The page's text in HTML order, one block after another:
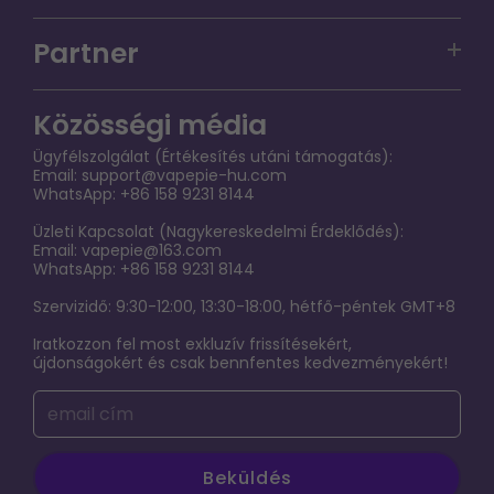
VAPEPIE Max 40000 PUFFS
VAPEPIE Galactic Gleam 35000 Puffs
VAPEPIE Mega 70000 PUFFS
VAPEPIE x TK Ultra Phantom 30000 PUFFS
Exkluziv Limitalt Zona
Pénzvisszatérítési eljárás
Szállítási szabályzat
GYIK
KAPCSOLATFELVÉTEL
Fontos közlemény: Frissítés a webhely-hozzáférésről
Terms of service
ADATVÉDELMI NYILATKOZAT
függőségének és használatának feltárása
Partner
Vapepie-hu tagsági program
VAPEPIE-HU SHOP NAGYKERESKEDELEM
Közösségi média
Ügyfélszolgálat (Értékesítés utáni támogatás):
Email: support@vapepie-hu.com
WhatsApp: +86 158 9231 8144
Üzleti Kapcsolat (Nagykereskedelmi Érdeklődés):
Email: vapepie@163.com
WhatsApp: +86 158 9231 8144
Szervizidő: 9:30-12:00, 13:30-18:00, hétfő-péntek GMT+8
Iratkozzon fel most exkluzív frissítésekért,
újdonságokért és csak bennfentes kedvezményekért!
Beküldés